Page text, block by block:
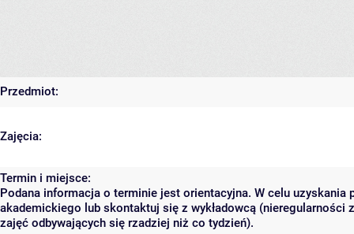
Przedmiot:
Zajęcia:
Termin i miejsce:
Podana informacja o terminie jest orientacyjna. W celu
akademickiego lub skontaktuj się z wykładowcą (nieregularności
zajęć odbywających się rzadziej niż co tydzień).